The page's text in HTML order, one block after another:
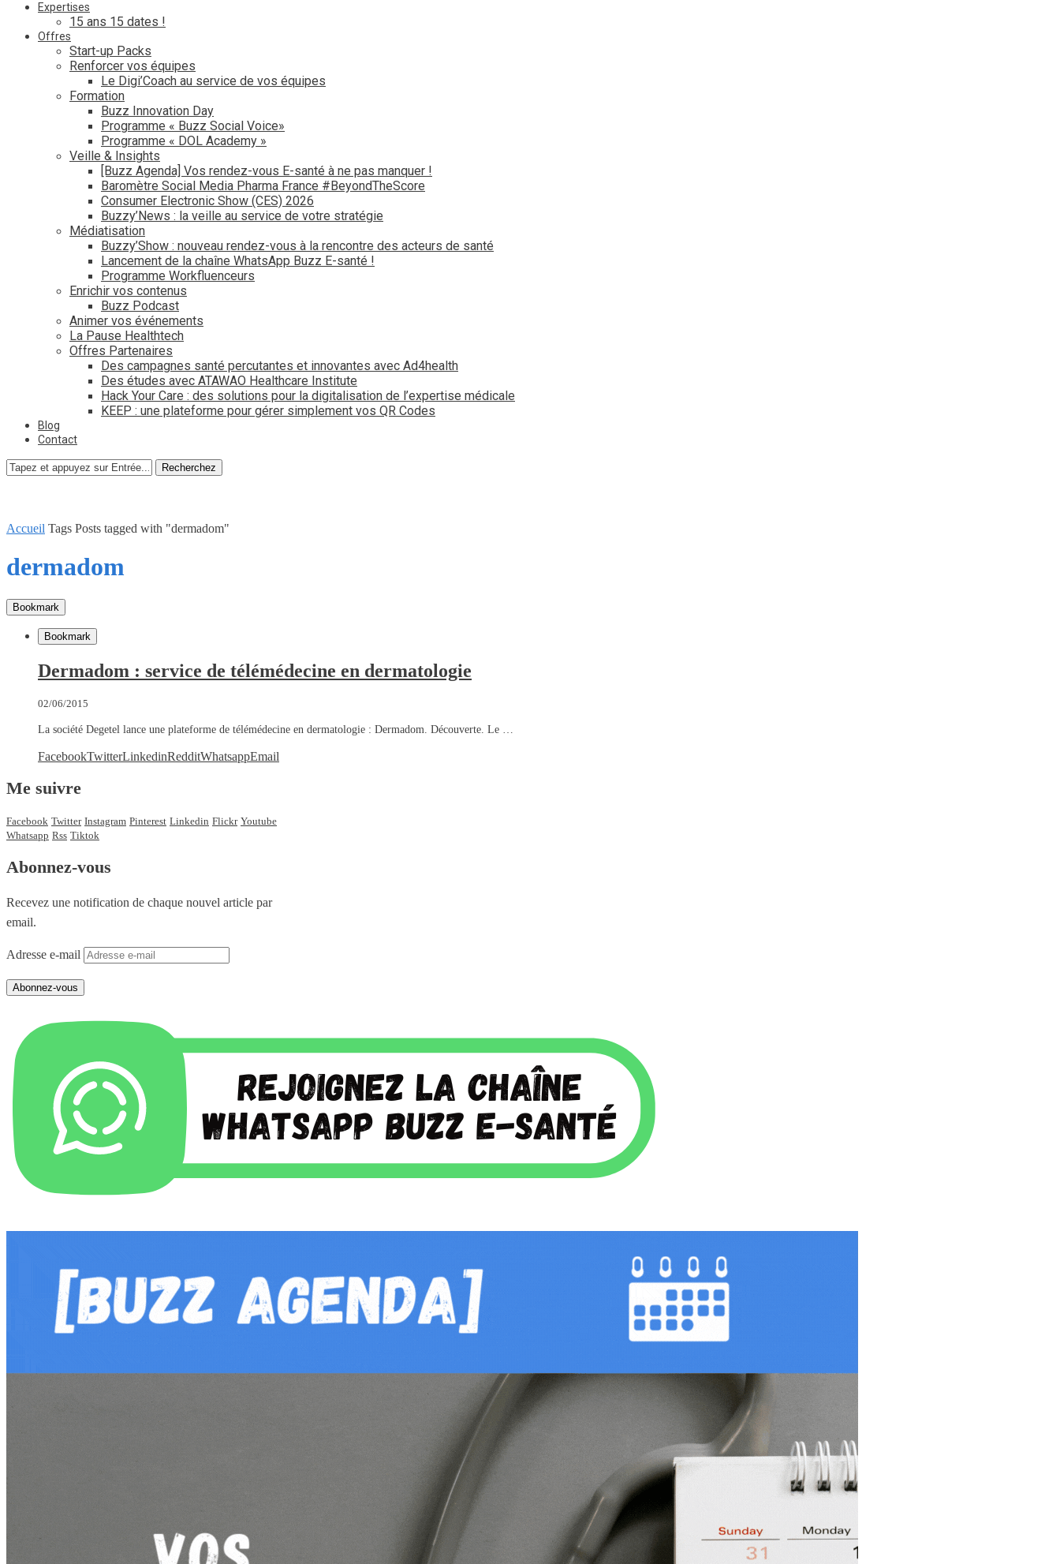
Expertises
15 ans 15 dates !
Offres
Start-up Packs
Renforcer vos équipes
Le Digi’Coach au service de vos équipes
Formation
Buzz Innovation Day
Programme « Buzz Social Voice»
Programme « DOL Academy »
Veille & Insights
[Buzz Agenda] Vos rendez-vous E-santé à ne pas manquer !
Baromètre Social Media Pharma France #BeyondTheScore
Consumer Electronic Show (CES) 2026
Buzzy’News : la veille au service de votre stratégie
Médiatisation
Buzzy’Show : nouveau rendez-vous à la rencontre des acteurs de santé
Lancement de la chaîne WhatsApp Buzz E-santé !
Programme Workfluenceurs
Enrichir vos contenus
Buzz Podcast
Animer vos événements
La Pause Healthtech
Offres Partenaires
Des campagnes santé percutantes et innovantes avec Ad4health
Des études avec ATAWAO Healthcare Institute
Hack Your Care : des solutions pour la digitalisation de l’expertise médicale
KEEP : une plateforme pour gérer simplement vos QR Codes
Blog
Contact
Recherchez
Accueil Tags Posts tagged with "dermadom"
dermadom
Bookmark
Bookmark
Dermadom : service de télémédecine en dermatologie
02/06/2015
La société Degetel lance une plateforme de télémédecine en dermatologie : Dermadom. Découverte. Le …
FacebookTwitterLinkedinRedditWhatsappEmail
Me suivre
Facebook Twitter Instagram Pinterest Linkedin Flickr Youtube
Whatsapp Rss Tiktok
Abonnez-vous
Recevez une notification de chaque nouvel article par
email.
Adresse e-mail
Abonnez-vous